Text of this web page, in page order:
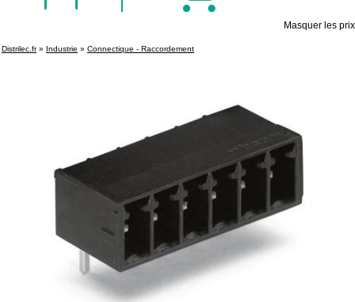
Masquer les prix
Distrilec.fr» Industrie » Connectique - Raccordement